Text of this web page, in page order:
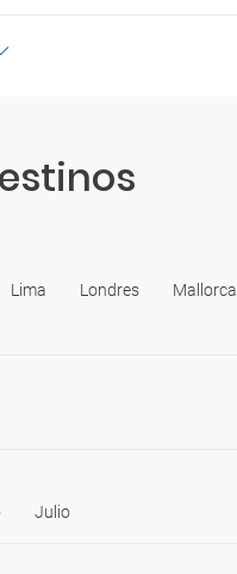
Lima Londres Mallorca
Julio